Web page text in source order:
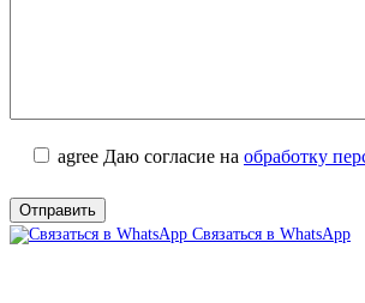
agree Даю согласие на обработку
Связаться в WhatsApp